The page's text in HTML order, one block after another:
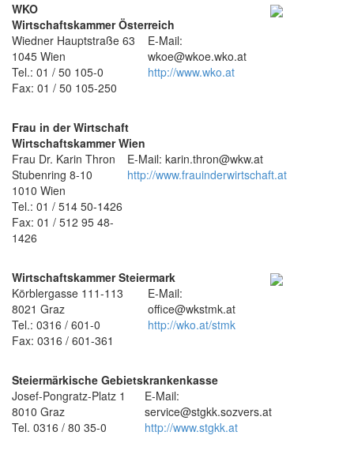
WKO
Wirtschaftskammer Österreich
Wiedner Hauptstraße 63
1045 Wien
Tel.: 01 / 50 105-0
Fax: 01 / 50 105-250
E-Mail:
wkoe@wkoe.wko.at
http://www.wko.at
Frau in der Wirtschaft
Wirtschaftskammer Wien
Frau Dr. Karin Thron
Stubenring 8-10
1010 Wien
Tel.: 01 / 514 50-1426
Fax: 01 / 512 95 48-
1426
E-Mail: karin.thron@wkw.at
http://www.frauinderwirtschaft.at
Wirtschaftskammer Steiermark
Körblergasse 111-113
8021 Graz
Tel.: 0316 / 601-0
Fax: 0316 / 601-361
E-Mail:
office@wkstmk.at
http://wko.at/stmk
Steiermärkische Gebietskrankenkasse
Josef-Pongratz-Platz 1
8010 Graz
Tel. 0316 / 80 35-0
E-Mail:
service@stgkk.sozvers.at
http://www.stgkk.at